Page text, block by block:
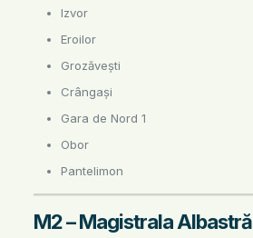
Izvor
Eroilor
Grozăvești
Crângași
Gara de Nord 1
Obor
Pantelimon
M2 – Magistrala Albastră